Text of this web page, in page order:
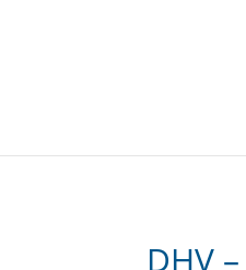
DHV